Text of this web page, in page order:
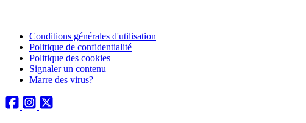
Conditions générales d'utilisation
Politique de confidentialité
Politique des cookies
Signaler un contenu
Marre des virus?